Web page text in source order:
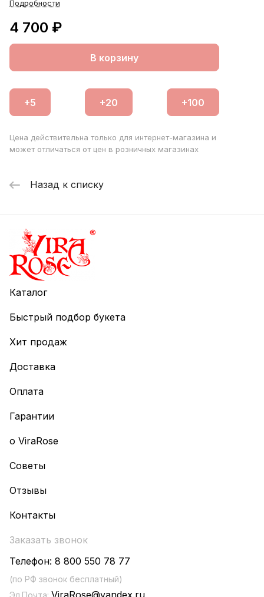
матовую плёнку пастельно‑розового оттенка и украшен
атласной лентой в тон.
Подробности
4 700 ₽
В корзину
Цена действительна только для интернет-магазина и
может отличаться от цен в розничных магазинах
Назад к списку
Каталог
Быстрый подбор букета
Хит продаж
Доставка
Оплата
Гарантии
о ViraRose
Советы
Отзывы
Контакты
Заказать звонок
Телефон: 8 800 550 78 77
(по РФ звонок бесплатный)
Эл.Почта: